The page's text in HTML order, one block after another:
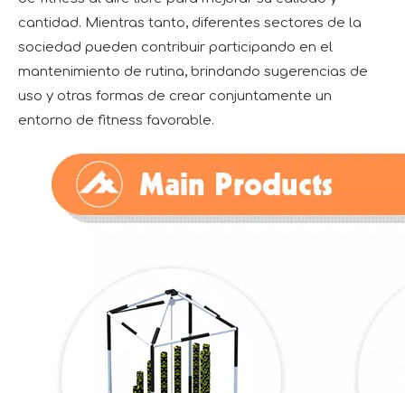
cantidad. Mientras tanto, diferentes sectores de la
sociedad pueden contribuir participando en el
mantenimiento de rutina, brindando sugerencias de
uso y otras formas de crear conjuntamente un
entorno de fitness favorable.